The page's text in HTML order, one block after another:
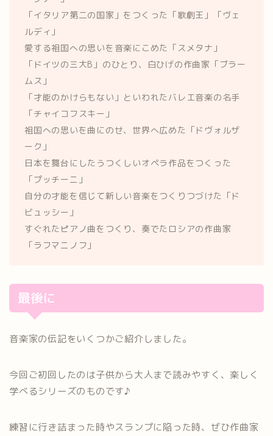
「イタリア第二の国家」をつくった「歌劇王」「ヴェ
ルディ」
愛する祖国への思いを音楽にこめた「スメタナ」
「ドイツの三大B」のひとり、白ひげの作曲家「ブラー
ムス」
「才能のかけらもない」といわれたバレエ音楽の名手
「チャイコフスキー」
祖国への思いを曲にのせ、世界へ広めた「ドヴォルザ
ーク」
日本を舞台にしたうつくしいオペラ作品をつくった
「プッチーニ」
自分の才能を信じて新しい音楽をつくりつづけた「ド
ビュッシー」
すぐれたピアノ曲をつくり、奏でたロシアの作曲家
「ラフマニノフ」
最後に
音楽家の伝記をいくつかご紹介しました。
今回ご初回したのは子供から大人まで読みやすく、楽しく
学べるシリーズのものです♪
練習に行き詰まった時やスランプに陥った時、ぜひ作曲家